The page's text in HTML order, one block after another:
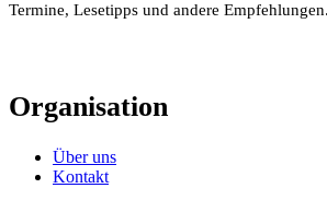
Termine, Lesetipps und andere Empfehlungen.
Organisation
Über uns
Kontakt